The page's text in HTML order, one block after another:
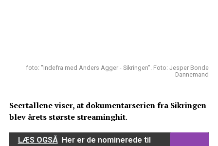
foto: "Indefra med Anders Agger - Sikringen". Foto: Jesper Bonde
Dannemand
Seertallene viser, at dokumentarserien fra Sikringen
blev årets største streaminghit.
LÆS OGSÅ Her er de nominerede til